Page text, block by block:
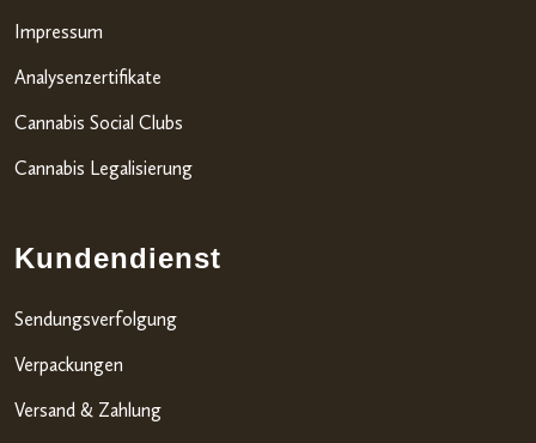
Impressum
Analysenzertifikate
Cannabis Social Clubs
Cannabis Legalisierung
Kundendienst
Sendungsverfolgung
Verpackungen
Versand & Zahlung